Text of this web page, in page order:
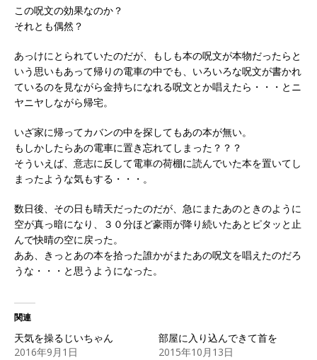
この呪文の効果なのか？
それとも偶然？
あっけにとられていたのだが、もしも本の呪文が本物だったらと
いう思いもあって帰りの電車の中でも、いろいろな呪文が書かれ
ているのを見ながら金持ちになれる呪文とか唱えたら・・・とニ
ヤニヤしながら帰宅。
いざ家に帰ってカバンの中を探してもあの本が無い。
もしかしたらあの電車に置き忘れてしまった？？？
そういえば、意志に反して電車の荷棚に読んでいた本を置いてし
まったような気もする・・・。
数日後、その日も晴天だったのだが、急にまたあのときのように
空が真っ暗になり、３０分ほど豪雨が降り続いたあとピタッと止
んで快晴の空に戻った。
ああ、きっとあの本を拾った誰かがまたあの呪文を唱えたのだろ
うな・・・と思うようになった。
関連
天気を操るじいちゃん
2016年9月1日
部屋に入り込んできて首を
2015年10月13日